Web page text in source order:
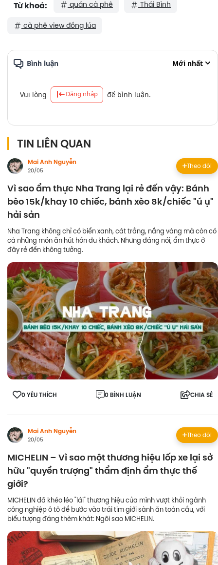
Từ khoá: quán cà phê Thái Bình
cà phê view đồng lúa
Bình luận Mới nhất
Vui lòng Đăng nhập để bình luận.
TIN LIÊN QUAN
Mai Anh Nguyễn
20/05
Theo dõi
Vì sao ẩm thực Nha Trang lại rẻ đến vậy: Bánh
bèo 15k/khay 10 chiếc, bánh xèo 8k/chiếc "ú ụ"
hải sản
Nha Trang không chỉ có biển xanh, cát trắng, nắng vàng mà còn có
cả những món ăn hút hồn du khách. Nhưng đáng nói, ẩm thực ở
đây rẻ đến không tưởng.
0 YÊU THÍCH 0 BÌNH LUẬN CHIA SẺ
Mai Anh Nguyễn
20/05
Theo dõi
MICHELIN – Vì sao một thương hiệu lốp xe lại sở
hữu "quyền trượng" thẩm định ẩm thực thế
giới?
MICHELIN đã khéo léo "lái" thương hiệu của mình vượt khỏi ngành
công nghiệp ô tô để bước vào trái tim giới sành ăn toàn cầu, với
biểu tượng đáng thèm khát: Ngôi sao MICHELIN.